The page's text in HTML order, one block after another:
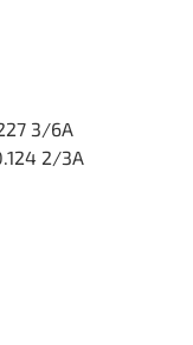
3/6А
2/3А